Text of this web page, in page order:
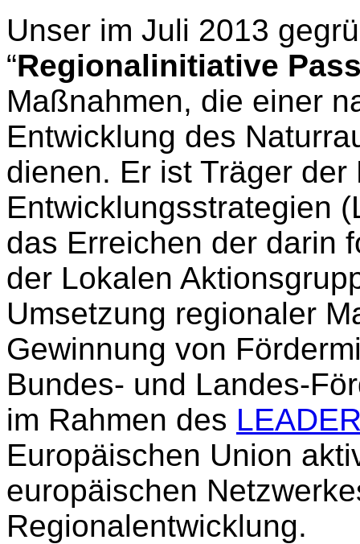
Unser im Juli 2013
“Regionalinitiative
Maßnahmen, die einer
Entwicklung des
dienen. Er ist Träger der
Entwicklungsstrategien
das Erreichen der darin
der Lokalen
Umsetzung regionaler
Gewinnung von
Bundes- und Landes-
im Rahmen des
Europäischen Union
europäischen
Regionalentwicklung.